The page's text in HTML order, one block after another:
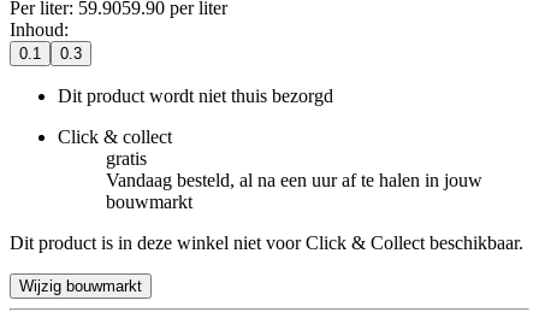
Per liter: 59.9059.90 per liter
Inhoud:
0.1 0.3
Dit product wordt niet thuis bezorgd
Click & collect
gratis
Vandaag besteld, al na een uur af te halen in jouw
bouwmarkt
Dit product is in deze winkel niet voor Click & Collect beschikbaar.
Wijzig bouwmarkt